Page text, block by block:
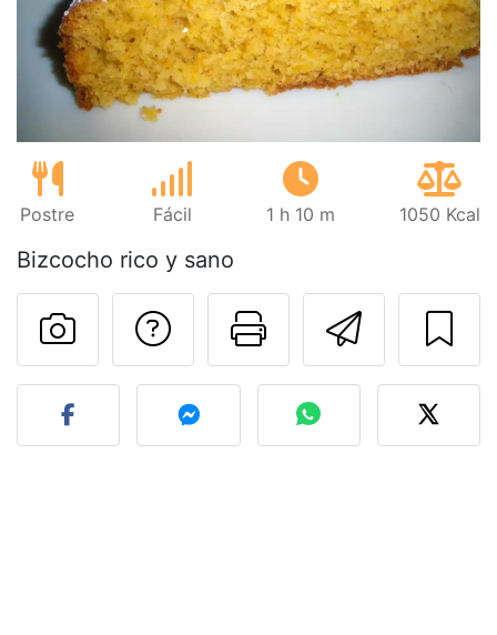
Postre Fácil 1 h 10 m 1050 Kcal
Bizcocho rico y sano
Imprimir
Preguntar al autor
Publicar la foto de esta